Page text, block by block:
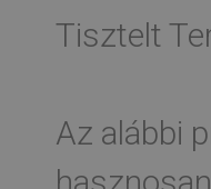
Tisztelt
Az alábbi